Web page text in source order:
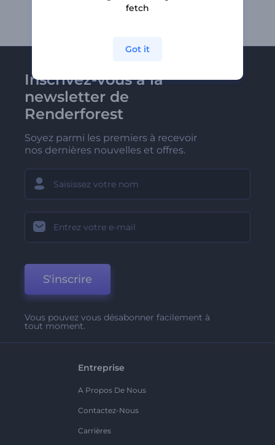
Inscrivez-vous à la
newsletter de
Renderforest
Soyez parmi les premiers à recevoir
nos dernières nouvelles et offres.
S'inscrire
Vous pouvez vous désabonner facilement à
tout moment.
Entreprise
A Propos De Nous
Contactez-Nous
Carrières
fetch
Got it